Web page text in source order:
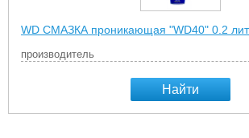
WD СМАЗКА проникающая "WD40" 0.2
производитель
Найти